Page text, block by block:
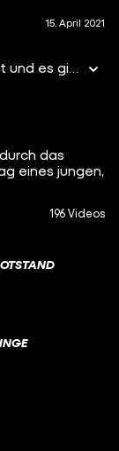
15. April 2021
Es gibt berechtigte Lockdown-Müdigkeit und es gibt Meckern auf hohem Niveau. Und dann gibt es auch noch Aurel-Antoinette.
das
eines jungen,
196 Videos